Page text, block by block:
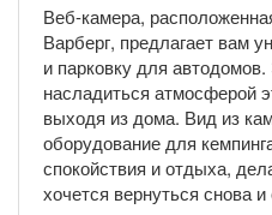
Веб-камера,
Варберг, предлагает вам
и парковку для
насладиться атмосферой
выходя из дома. Вид из
оборудование для
спокойствия и отдыха,
хочется вернуться снова и